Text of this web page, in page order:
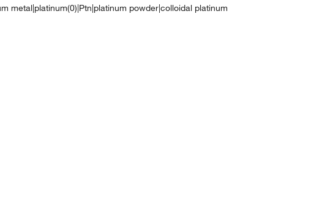
metal|platinum(0)|Ptn|platinum powder|colloidal platinum